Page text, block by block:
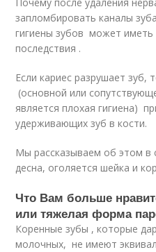
запломбировать каналы
гигиены зубов может иметь
последствия .
Если кариес разрушает зуб,
(основной или
является плохая гигиена)
удерживающих зуб в кости.
Мы рассказываем об этом в
десна, оголяется шейка и
Что Вам больше
или тяжелая форма
Коренные зубы , которые
молочных, не имеют